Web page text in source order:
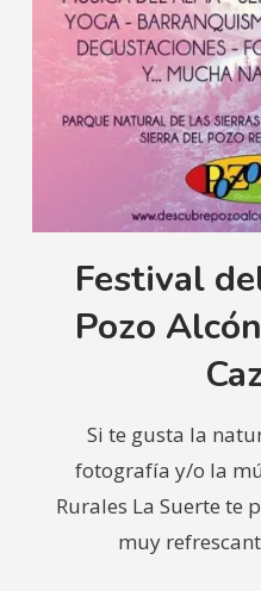
Festival
Pozo
Si te gusta la
fotografía y/o la
Rurales La Suerte te
muy